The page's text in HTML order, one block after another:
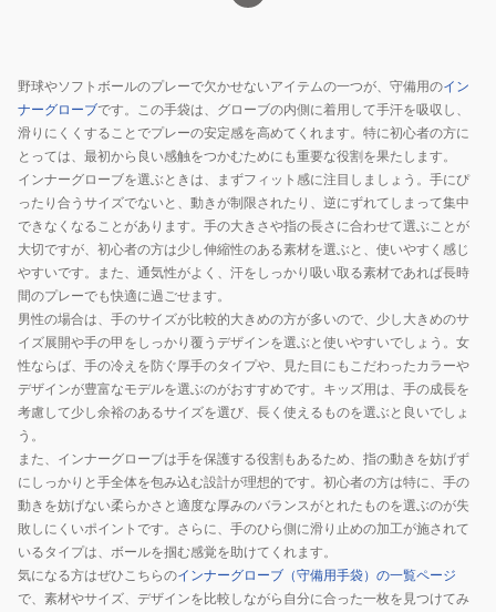
野球やソフトボールのプレーで欠かせないアイテムの一つが、守備用のイン
ナーグローブです。この手袋は、グローブの内側に着用して手汗を吸収し、
滑りにくくすることでプレーの安定感を高めてくれます。特に初心者の方に
とっては、最初から良い感触をつかむためにも重要な役割を果たします。
インナーグローブを選ぶときは、まずフィット感に注目しましょう。手にぴ
ったり合うサイズでないと、動きが制限されたり、逆にずれてしまって集中
できなくなることがあります。手の大きさや指の長さに合わせて選ぶことが
大切ですが、初心者の方は少し伸縮性のある素材を選ぶと、使いやすく感じ
やすいです。また、通気性がよく、汗をしっかり吸い取る素材であれば長時
間のプレーでも快適に過ごせます。
男性の場合は、手のサイズが比較的大きめの方が多いので、少し大きめのサ
イズ展開や手の甲をしっかり覆うデザインを選ぶと使いやすいでしょう。女
性ならば、手の冷えを防ぐ厚手のタイプや、見た目にもこだわったカラーや
デザインが豊富なモデルを選ぶのがおすすめです。キッズ用は、手の成長を
考慮して少し余裕のあるサイズを選び、長く使えるものを選ぶと良いでしょ
う。
また、インナーグローブは手を保護する役割もあるため、指の動きを妨げず
にしっかりと手全体を包み込む設計が理想的です。初心者の方は特に、手の
動きを妨げない柔らかさと適度な厚みのバランスがとれたものを選ぶのが失
敗しにくいポイントです。さらに、手のひら側に滑り止めの加工が施されて
いるタイプは、ボールを掴む感覚を助けてくれます。
気になる方はぜひこちらのインナーグローブ（守備用手袋）の一覧ページ
で、素材やサイズ、デザインを比較しながら自分に合った一枚を見つけてみ